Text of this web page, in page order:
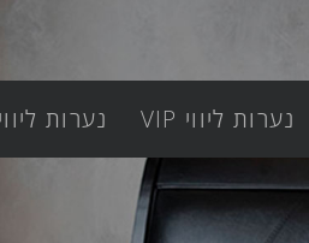
נערות ליווי VIP נערות